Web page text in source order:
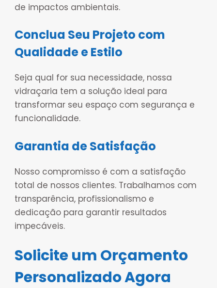
de impactos ambientais.
Conclua Seu Projeto com
Qualidade e Estilo
Seja qual for sua necessidade, nossa
vidraçaria tem a solução ideal para
transformar seu espaço com segurança e
funcionalidade.
Garantia de Satisfação
Nosso compromisso é com a satisfação
total de nossos clientes. Trabalhamos com
transparência, profissionalismo e
dedicação para garantir resultados
impecáveis.
Solicite um Orçamento
Personalizado Agora